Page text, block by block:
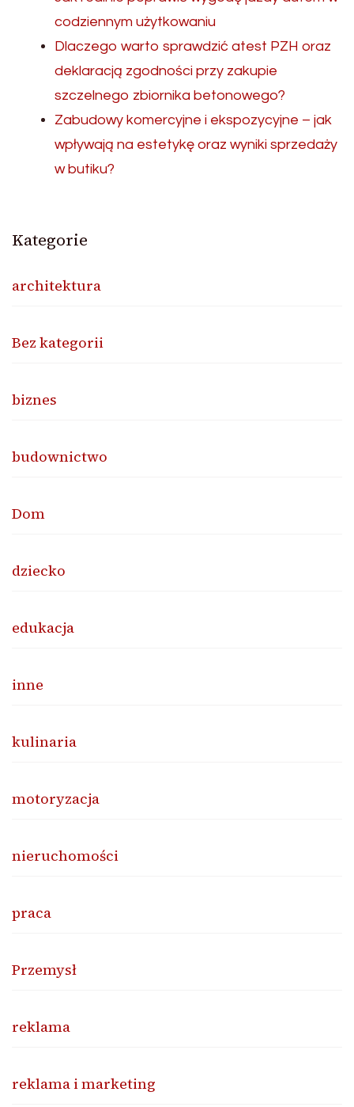
codziennym użytkowaniu
Dlaczego warto sprawdzić atest PZH oraz
deklaracją zgodności przy zakupie
szczelnego zbiornika betonowego?
Zabudowy komercyjne i ekspozycyjne – jak
wpływają na estetykę oraz wyniki sprzedaży
w butiku?
Kategorie
architektura
Bez kategorii
biznes
budownictwo
Dom
dziecko
edukacja
inne
kulinaria
motoryzacja
nieruchomości
praca
Przemysł
reklama
reklama i marketing